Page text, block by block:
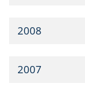
2008
2007